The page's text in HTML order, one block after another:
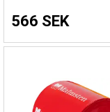
566 SEK